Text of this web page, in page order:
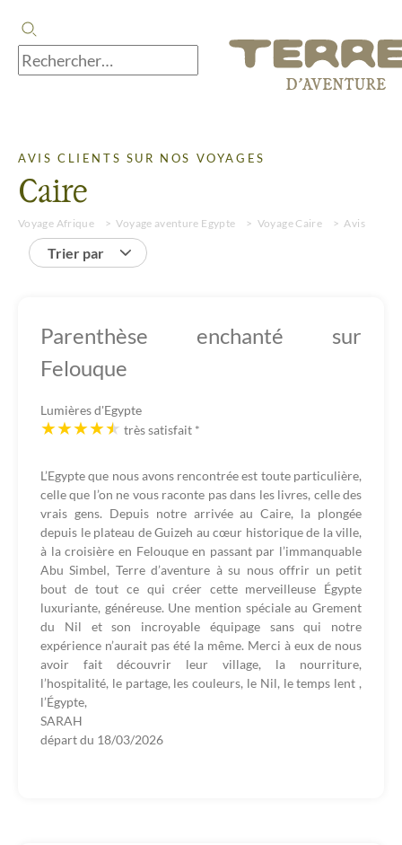
AVIS CLIENTS SUR NOS VOYAGES
Caire
Voyage Afrique Voyage aventure Egypte Voyage Caire Avis
Trier par
Parenthèse enchanté sur
Felouque
Lumières d'Egypte
très satisfait *
L’Egypte que nous avons rencontrée est toute particulière,
celle que l’on ne vous raconte pas dans les livres, celle des
vrais gens. Depuis notre arrivée au Caire, la plongée
depuis le plateau de Guizeh au cœur historique de la ville,
à la croisière en Felouque en passant par l’immanquable
Abu Simbel, Terre d’aventure à su nous offrir un petit
bout de tout ce qui créer cette merveilleuse Égypte
luxuriante, généreuse. Une mention spéciale au Grement
du Nil et son incroyable équipage sans qui notre
expérience n’aurait pas été la même. Merci à eux de nous
avoir fait découvrir leur village, la nourriture,
l’hospitalité, le partage, les couleurs, le Nil, le temps lent ,
l’Égypte,
SARAH
départ du 18/03/2026